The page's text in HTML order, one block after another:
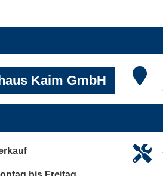
Kaim GmbH